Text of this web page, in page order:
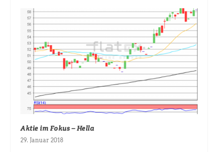
Aktie im Fokus – Hella
29. Januar 2018